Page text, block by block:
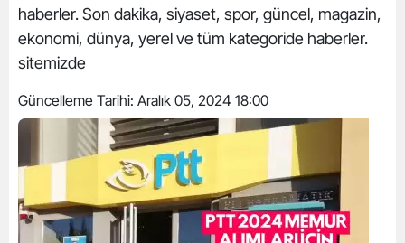
haberler. Son dakika, siyaset, spor, güncel, magazin,
ekonomi, dünya, yerel ve tüm kategoride haberler.
sitemizde
Güncelleme Tarihi: Aralık 05, 2024 18:00